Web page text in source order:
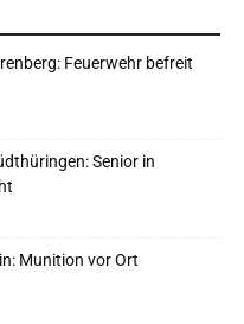
Feuerwehr befreit
Senior in
Munition vor Ort